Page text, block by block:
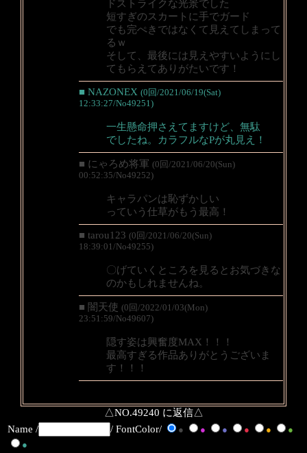
ドストライクな光景でした
短すぎのスカートに手でガード
でも完ぺきではなくて見えてしまって
るｗ
そして、最後には見えやすいようにし
てもらえてありがたいです！
■ NAZONEX (0回/2021/06/19(Sat)
12:33:27/No49251)
一生懸命押さえてますけど、無駄
でしたね。カラフルなPが丸見え！
■ にゃろめ将軍 (0回/2021/06/20(Sun)
00:52:35/No49252)
キャラパンは恥ずかしい
っていう仕草がもう最高！
■ tarou123 (0回/2021/06/20(Sun)
18:39:01/No49255)
〇げていくところを見るとお気づきな
のかもしれませんね。
■ 闇天使 (0回/2022/01/03(Mon)
23:51:59/No49607)
隠す姿は興奮度MAX！！！
最高すぎる作品ありがとうございま
す！！！
△NO.49240 に返信△
Name /
/ FontColor/ ● ● ● ● ●
●
●